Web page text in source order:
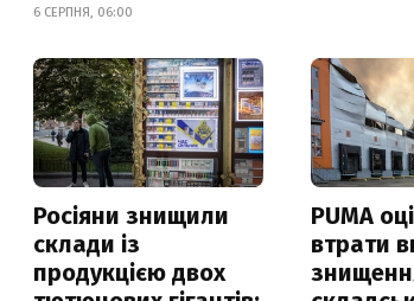
6 СЕРПНЯ, 06:00
Росіяни знищили
склади із
продукцією двох
PUMA
втрати